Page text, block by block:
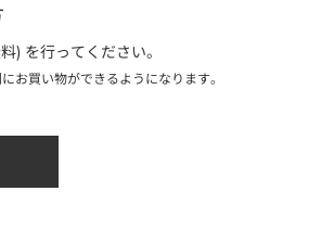
) を行ってください。
お買い物ができるようになります。